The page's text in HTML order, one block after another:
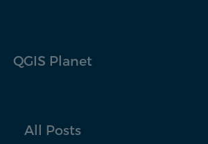
QGIS Planet
All Posts